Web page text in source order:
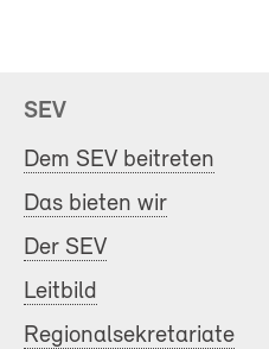
SEV
Dem SEV beitreten
Das bieten wir
Der SEV
Leitbild
Regionalsekretariate